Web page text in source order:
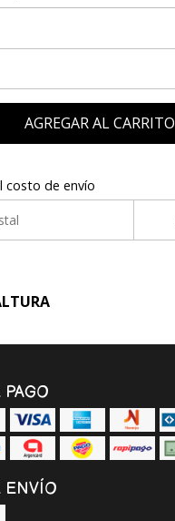
AGREGAR AL CARRITO
costo de envío
ENVÍO